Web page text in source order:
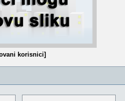
korisnici]